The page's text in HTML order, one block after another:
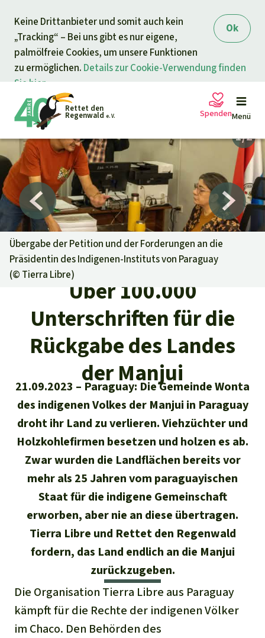
Ok
Keine Drittanbieter und somit auch kein
„Tracking“ – Bei uns gibt es nur eigene,
palmölfreie Cookies, um unsere Funktionen
zu ermöglichen. Details zur Cookie-Verwendung finden
Sie hier.
springen
Rettet den
Regenwald e. V. Menü
Petitionen
Projekte
Informieren
Aktuelles
Erfolge
Alle News
Kids
Newsletter­anmeldung
Unsere Themen
Der Regenwald
Klima
Biodiversität
Schutzgebiete
Biokraftstoff
Tropenholz
Aluminium
Gold
Fleisch und Soja
Regenwald Report
Aktuelle Ausgabe
01/2026
04/2025
03/2025
02/2025
01/2025
Ältere Ausgaben
Erfolge
Shop
Überuns
Über uns
Der Verein
40 Jahre Vereins­geschichte
Häufige Fragen
Jahresberichte
Stiftung
Kontakt
Transparenz
Medien
Presse-Echo
Widget einbinden
Banner einbinden
Freianzeigen
Suche
Deutsch
English
Español
Français
Italiano
Português
Indonesia
Spenden
Ihre Spende hilft
Allgemeine Spende
Dringender Spendenaufruf
Regenwald-Urkunden
Fragen & Antworten
SpendenkontoRettet den
Regenwald e. V.
DE114306 0967 20250541 00
GENODEM1GLS
GLS Bank
IBAN kopieren
Spenden für ein Thema
Tierschutz
Waldschutz
Schutz von Indigenen
Spenden für eine Region
Südostasien
Afrika
Lateinamerika
Übergabe der Petition und der Forderungen an die
Präsidentin des Indigenen-Instituts von Paraguay
(© Tierra Libre)
Über 100.000
Unterschriften für die
Rückgabe des Landes
der Manjui
21.09.2023
Paraguay: Die Gemeinde Wonta
des indigenen Volkes der Manjui in Paraguay
droht ihr Land zu verlieren. Viehzüchter und
Holzkohlefirmen besetzen und holzen es ab.
Zwar wurden die Landflächen bereits vor
mehr als 25 Jahren vom paraguayischen
Staat für die indigene Gemeinschaft
erworben, aber nie an diese übertragen.
Tierra Libre und Rettet den Regenwald
fordern, das Land endlich an die Manjui
zurückzugeben.
Die Organisation Tierra Libre aus Paraguay
kämpft für die Rechte der indigenen Völker
im Chaco. Den Behörden des